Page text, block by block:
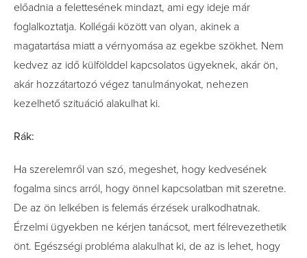
előadnia a felettesének mindazt, ami egy ideje már
foglalkoztatja. Kollégái között van olyan, akinek a
magatartása miatt a vérnyomása az egekbe szökhet. Nem
kedvez az idő külfölddel kapcsolatos ügyeknek, akár ön,
akár hozzátartozó végez tanulmányokat, nehezen
kezelhető szituáció alakulhat ki.
Rák:
Ha szerelemről van szó, megeshet, hogy kedvesének
fogalma sincs arról, hogy önnel kapcsolatban mit szeretne.
De az ön lelkében is felemás érzések uralkodhatnak.
Érzelmi ügyekben ne kérjen tanácsot, mert félrevezethetik
önt. Egészségi probléma alakulhat ki, de az is lehet, hogy